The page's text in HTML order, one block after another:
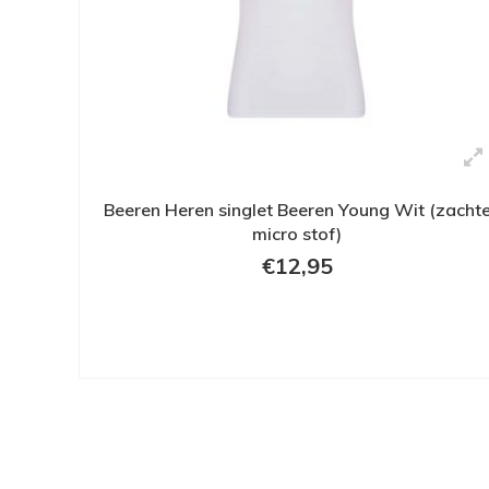
Beeren Heren singlet Beeren Young Wit
micro stof)
€12,95